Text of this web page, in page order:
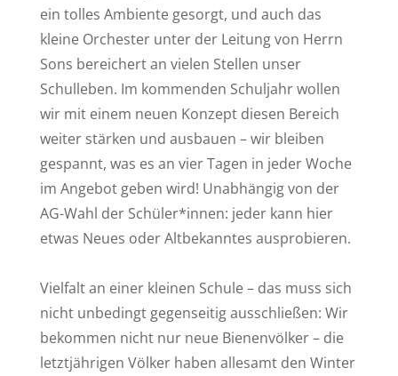
ein tolles Ambiente gesorgt, und auch das
kleine Orchester unter der Leitung von Herrn
Sons bereichert an vielen Stellen unser
Schulleben. Im kommenden Schuljahr wollen
wir mit einem neuen Konzept diesen Bereich
weiter stärken und ausbauen – wir bleiben
gespannt, was es an vier Tagen in jeder Woche
im Angebot geben wird! Unabhängig von der
AG-Wahl der Schüler*innen: jeder kann hier
etwas Neues oder Altbekanntes ausprobieren.
Vielfalt an einer kleinen Schule – das muss sich
nicht unbedingt gegenseitig ausschließen: Wir
bekommen nicht nur neue Bienenvölker – die
letztjährigen Völker haben allesamt den Winter